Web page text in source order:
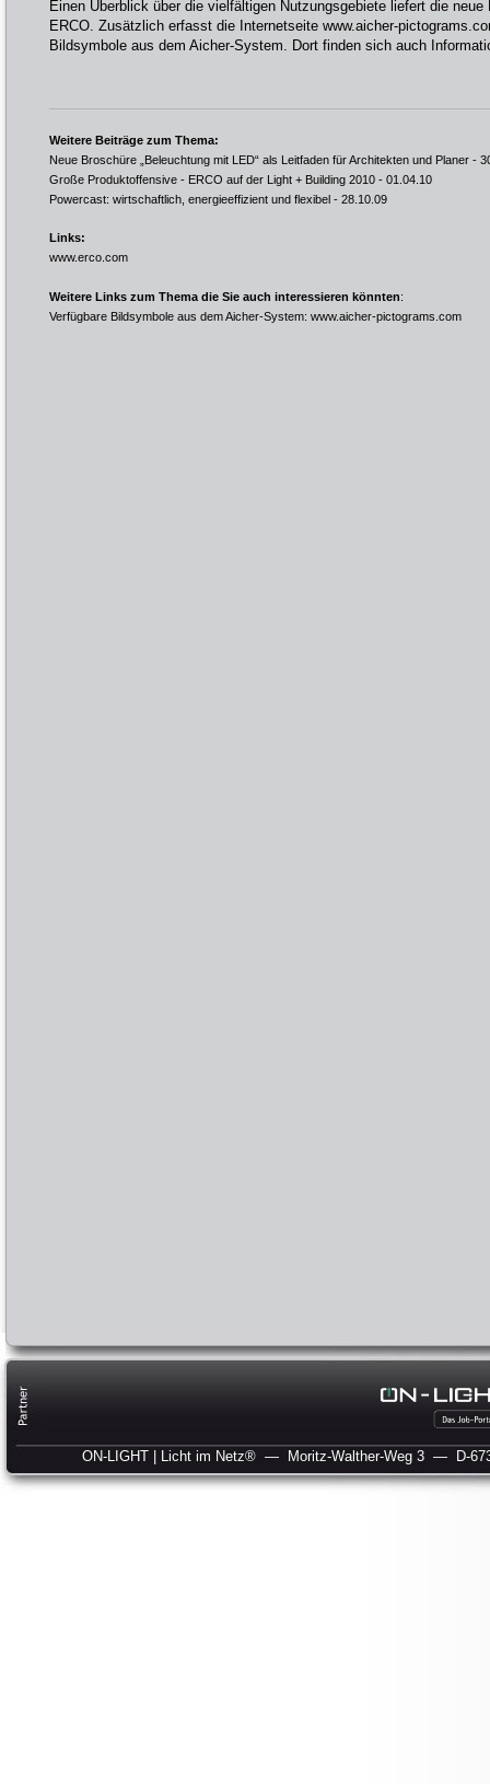
Einen Überblick über die vielfältigen Nutzungsgebiete liefert die neue
ERCO. Zusätzlich erfasst die Internetseite www.aicher-
Bildsymbole aus dem Aicher-System. Dort finden sich auch
Weitere Beiträge zum Thema:
Neue Broschüre „Beleuchtung mit LED“ als Leitfaden für Architekten und Planer -
Große Produktoffensive - ERCO auf der Light + Building 2010 - 01.04.10
Powercast: wirtschaftlich, energieeffizient und flexibel - 28.10.09
Links:
www.erco.com
Weitere Links zum Thema die Sie auch interessieren könnten:
Verfügbare Bildsymbole aus dem Aicher-System: www.aicher-pictograms.com
ON-LIGHT | Licht im Netz® — Moritz-Walther-Weg 3 — D-